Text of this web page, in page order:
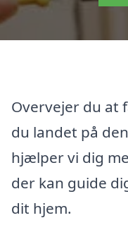
Overvejer du at
du landet på
hjælper vi dig
der kan guide
dit hjem.